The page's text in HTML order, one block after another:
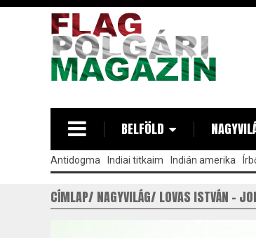
BELFÖLD
Antidogma Indiai titkaim Indián amerika
CÍMLAP NAGYVILÁG LOVAS ISTVÁN -